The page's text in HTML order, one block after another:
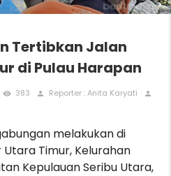
Tertibkan Jalan
di Pulau Harapan
remove_red_eye 383 person Reporter : Anita Karyati person
melakukan di
Timur, Kelurahan
Kepulauan Seribu Utara,